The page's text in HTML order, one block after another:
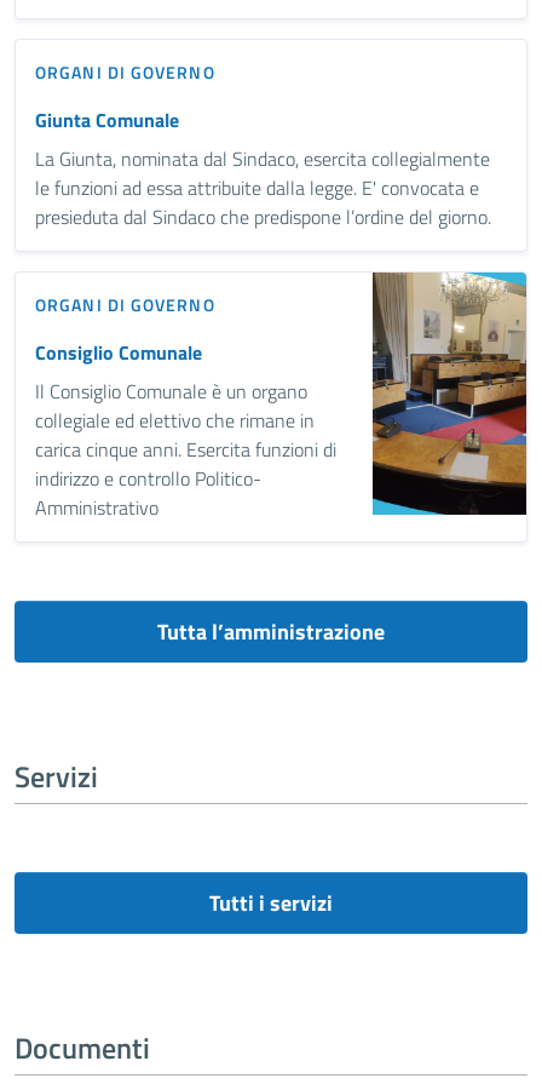
ORGANI DI GOVERNO
Giunta Comunale
La Giunta, nominata dal Sindaco, esercita collegialmente
le funzioni ad essa attribuite dalla legge. E' convocata e
presieduta dal Sindaco che predispone l’ordine del giorno.
ORGANI DI GOVERNO
Consiglio Comunale
Il Consiglio Comunale è un organo
collegiale ed elettivo che rimane in
carica cinque anni. Esercita funzioni di
indirizzo e controllo Politico-
Amministrativo
Tutta l’amministrazione
Servizi
Tutti i servizi
Documenti